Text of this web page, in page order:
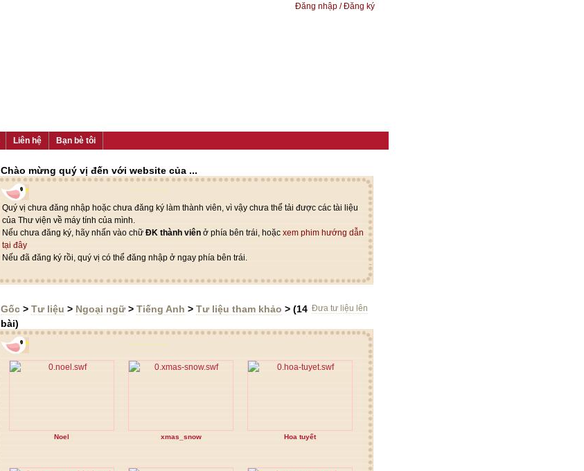
Đăng nhập / Đăng ký
Liên hệ Bạn bè tôi
Chào mừng quý vị đến với website của ...
Quý vị chưa đăng nhập hoặc chưa đăng ký làm thành viên, vì vậy chưa thể tải được các tài liệu
của Thư viện về máy tính của mình.
Nếu chưa đăng ký, hãy nhấn vào chữ ĐK thành viên ở phía bên trái, hoặc xem phim hướng dẫn
tại đây
Nếu đã đăng ký rồi, quý vị có thể đăng nhập ở ngay phía bên trái.
Đưa tư liệu lên
Gốc > Tư liệu > Ngoại ngữ > Tiếng Anh > Tư liệu tham khảo > (14
bài)
Noel xmas_snow Hoa tuyết